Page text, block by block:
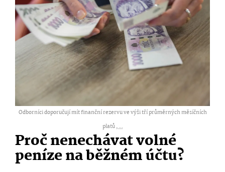
Odborníci doporučují mít finanční rezervu ve výši tří průměrných měsíčních
platů ,...
Proč nenechávat volné
peníze na běžném účtu?